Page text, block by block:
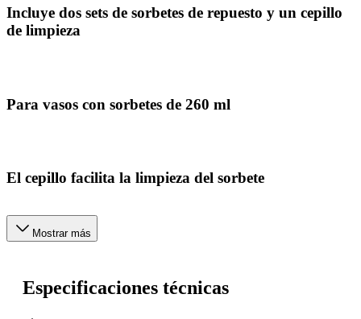
Incluye dos sets de sorbetes de repuesto y un cepillo
de limpieza
Para vasos con sorbetes de 260 ml
El cepillo facilita la limpieza del sorbete
Mostrar más
Especificaciones técnicas